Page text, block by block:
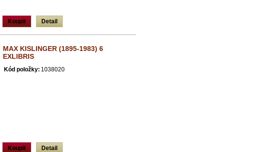
Koupit Detail
MAX KISLINGER (1895-1983) 6
EXLIBRIS
Kód položky: 1038020
Koupit Detail